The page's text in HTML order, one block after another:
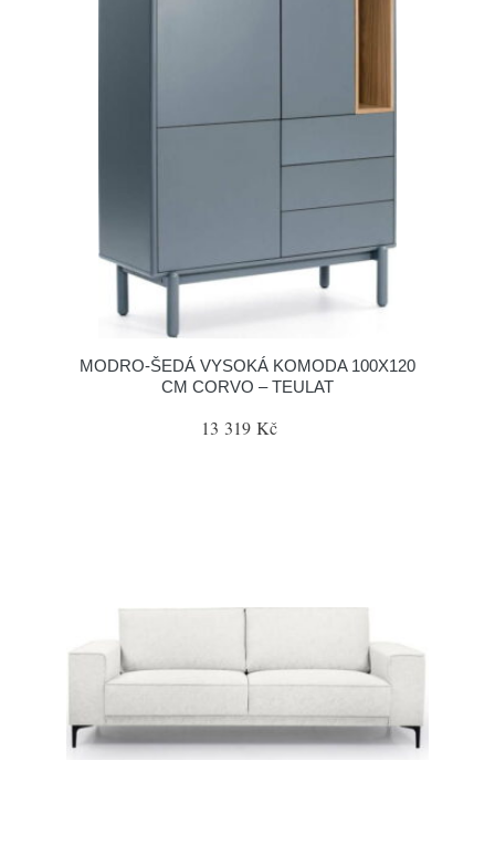
MODRO-ŠEDÁ VYSOKÁ KOMODA 100X120
CM CORVO – TEULAT
13 319 Kč